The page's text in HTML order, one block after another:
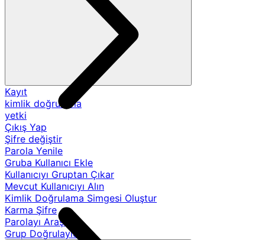
Kayıt
kimlik doğrulama
yetki
Çıkış Yap
Şifre değiştir
Parola Yenile
Gruba Kullanıcı Ekle
Kullanıcıyı Gruptan Çıkar
Mevcut Kullanıcıyı Alın
Kimlik Doğrulama Simgesi Oluştur
Karma Şifre
Parolayı Araştır
Grup Doğrulayıcıları